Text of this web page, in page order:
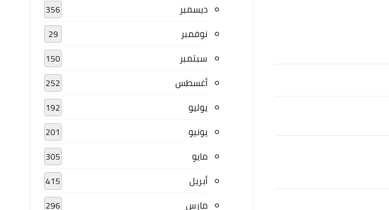
ديسمبر 356
نوفمبر 29
سبتمبر 150
أغسطس 252
يوليو 192
يونيو 201
مايو 305
أبريل 415
مارس 296